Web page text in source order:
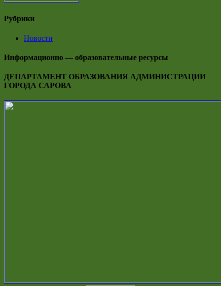
Рубрики
Новости
Информационно — образовательные ресурсы
ДЕПАРТАМЕНТ ОБРАЗОВАНИЯ АДМИНИСТРАЦИИ
ГОРОДА САРОВА